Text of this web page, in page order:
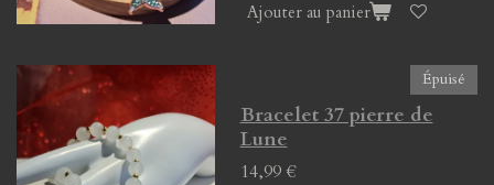
Ajouter au panier
Épuisé
Bracelet 37 pierre de
Lune
14,99 €